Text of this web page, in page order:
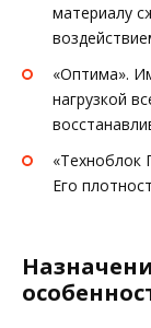
материалу
«Оптима».
нагрузкой
«Техноблок
Его